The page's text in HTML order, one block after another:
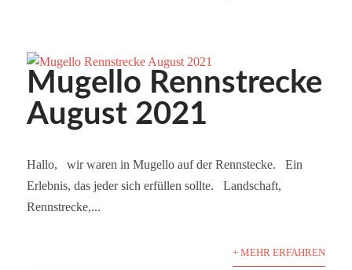
Mugello Rennstrecke
August 2021
Hallo, wir waren in Mugello auf der Rennstecke. Ein
Erlebnis, das jeder sich erfüllen sollte. Landschaft,
Rennstrecke,...
+ MEHR ERFAHREN